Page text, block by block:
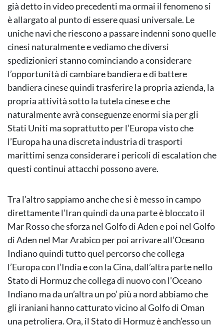
già detto in video precedenti ma ormai il fenomeno si
è allargato al punto di essere quasi universale. Le
uniche navi che riescono a passare indenni sono quelle
cinesi naturalmente e vediamo che diversi
spedizionieri stanno cominciando a considerare
l’opportunità di cambiare bandiera e di battere
bandiera cinese quindi trasferire la propria azienda, la
propria attività sotto la tutela cinese e che
naturalmente avrà conseguenze enormi sia per gli
Stati Uniti ma soprattutto per l’Europa visto che
l’Europa ha una discreta industria di trasporti
marittimi senza considerare i pericoli di escalation che
questi continui attacchi possono avere.
Tra l’altro sappiamo anche che si è messo in campo
direttamente l’Iran quindi da una parte è bloccato il
Mar Rosso che sforza nel Golfo di Aden e poi nel Golfo
di Aden nel Mar Arabico per poi arrivare all’Oceano
Indiano quindi tutto quel percorso che collega
l’Europa con l’India e con la Cina, dall’altra parte nello
Stato di Hormuz che collega di nuovo con l’Oceano
Indiano ma da un’altra un po’ più a nord abbiamo che
gli iraniani hanno catturato vicino al Golfo di Oman
una petroliera. Ora, il Stato di Hormuz è anch’esso un